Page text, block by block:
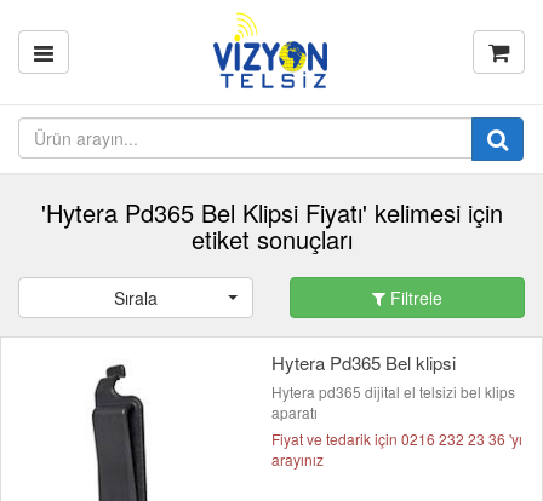
'Hytera Pd365 Bel Klipsi Fiyatı' kelimesi için
etiket sonuçları
Sırala Filtrele
Hytera Pd365 Bel klipsi
Hytera pd365 dijital el telsizi bel klips
aparatı
Fiyat ve tedarik için 0216 232 23 36 'yı
arayınız